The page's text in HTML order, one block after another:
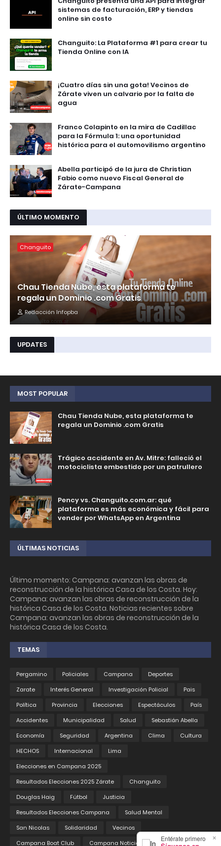
×
Entérate primero
sistemas de facturación, ERP y tiendas
online sin costo
Changuito: La Plataforma #1 para crear tu
Tienda Online con IA
¡Cuatro días sin una gota! Vecinos de
Zárate viven un calvario por la falta de
agua
Franco Colapinto en la mira de Cadillac
para la Fórmula 1: una oportunidad
histórica para el automovilismo argentino
Abella participó de la jura de Christian
Fabio como nuevo Fiscal General de
Zárate-Campana
ÚLTIMO MOMENTO
Changuito
Chau Tienda Nube, esta plataforma te
regala un Dominio .com Gratis
Redacción Infopba
UPDATES
MOST POPULAR
Chau Tienda Nube, esta plataforma te
regala un Dominio .com Gratis
Trágico accidente en Av. Mitre: falleció el
motociclista embestido por un patrullero
Pency vs. Changuito.com.ar: qué
plataforma es más económica y fácil para
vender por WhatsApp en Argentina
ÚLTIMAS NOTICIAS
Último momento: Campana: avanzan las obras de
reconstrucción de la histórica Casa de los Costa. Hoy:
Campana: avanzan las obras de reconstrucción de la
histórica Casa de los Costa. Noticias recientes sobre
Campana: avanzan las obras de reconstrucción de la
histórica Casa de los Costa.
TEMAS
Pergamino Policiales Campana
Deportes
Zarate
Interés General Investigación Policial
Pais
Política
Provincia Elecciones Espectáculos
País
Accidentes
Municipalidad Salud
Sebastián Abella
Economía
Seguridad Argentina Clima
Cultura
HECHOS
Internacional
Lima
Elecciones en Campana 2025
Resultados Elecciones 2025 Zárate
Changuito
Douglas Haig
Fútbol
Justicia
Resultados Elecciones Campana
Salud Mental
San Nicolas
Solidaridad
Vecinos
Campana Boat Club
Campana Noticias Educación